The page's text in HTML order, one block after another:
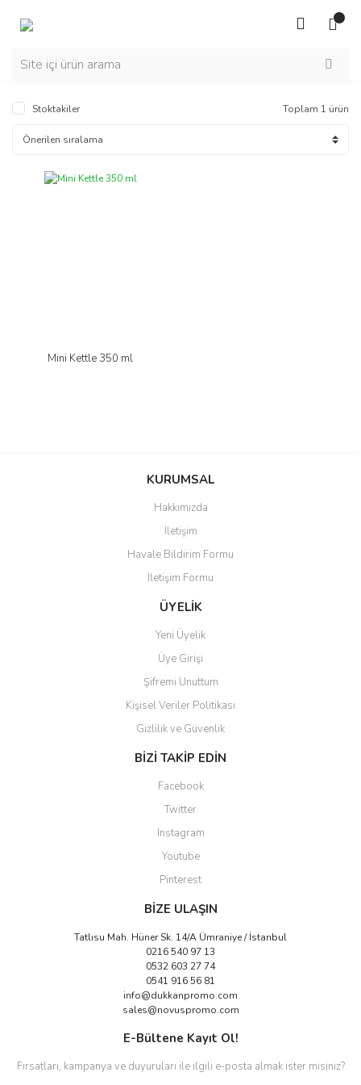
Stoktakiler Toplam 1 ürün
Mini Kettle 350 ml
KURUMSAL
Hakkımızda
İletişim
Havale Bildirim Formu
İletişim Formu
ÜYELİK
Yeni Üyelik
Üye Girişi
Şifremi Unuttum
Kişisel Veriler Politikası
Gizlilik ve Güvenlik
BİZİ TAKİP EDİN
Facebook
Twitter
Instagram
Youtube
Pinterest
BİZE ULAŞIN
Tatlısu Mah. Hüner Sk. 14/A Ümraniye / İstanbul
0216 540 97 13
0532 603 27 74
0541 916 56 81
info@dukkanpromo.com
sales@novuspromo.com
E-Bültene Kayıt Ol!
Fırsatları, kampanya ve duyuruları ile ilgili e-posta almak ister misiniz?